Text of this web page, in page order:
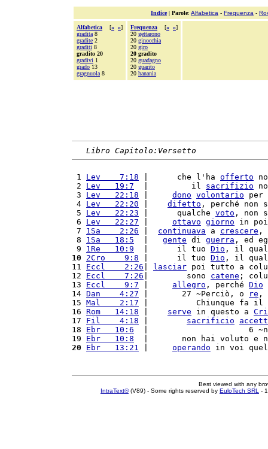
Indice| Parole: Alfabetica - Frequenza -
Alfabetica [« »]
gradita 8
gradite 2
graditi 8
gradito 20
gradivi 1
grado 13
gragnuola 8
Frequenza [« »]
20 gettarono
20 ginocchia
20 giro
20 gradito
20 guadagno
20 guarito
20 hanania
Libro Capitolo:Versetto
1 Lev    7:18 |      che l'ha offerto
2 Lev   19:7
  |         il
sacrifizio
3 Lev   22:18 dono volontario per
4 Lev   22:20 difetto , perché non
5 Lev   22:23 |      qualche voto , non
6 Lev   22:27 ottavo giorno in
7 1Sa    2:26 continuava a crescere ,
8 1Sa   18:5 gente di guerra , ed
9 1Re   10:9
  |      il tuo
Dio , il
10
2Cro    9:8 |      il tuo Dio , il
11 Eccl    2:26 lasciar poi tutto a
12 Eccl    7:26 |        sono catene ;
13 Eccl    9:7 allegro , perché Dio
14 Dan    4:27 |       27 ~Perciò, o re ,
15 Mal    2:17 |          Chiunque fa il
16 Rom   14:18 serve in questo a
17 Fil    4:18 sacrificio
18 Ebr   10:6
|                     6
19 Ebr   10:8
|       non hai voluto e
20
Ebr   13:21 operando in voi
Best viewed with any
IntraText®(V89) - Some rights reserved by EuloTech SRL -